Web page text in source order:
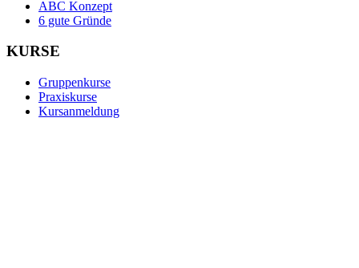
ABC Konzept
6 gute Gründe
KURSE
Gruppenkurse
Praxiskurse
Kursanmeldung